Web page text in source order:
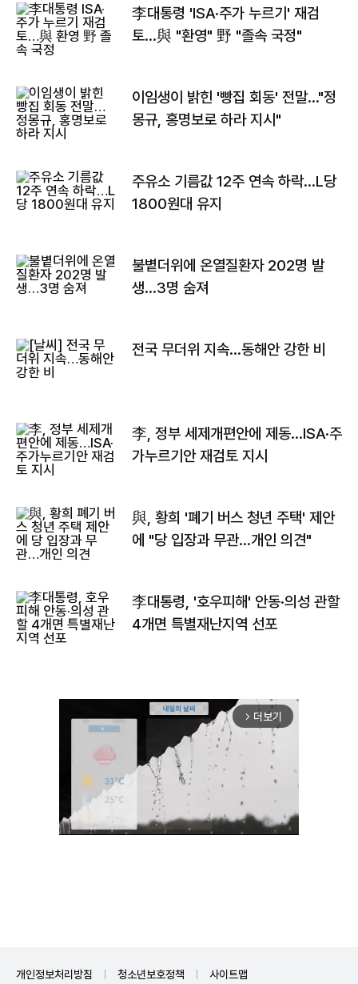
李대통령 'ISA·주가 누르기' 재검
토…與 "환영" 野 "졸속 국정"
이임생이 밝힌 '빵집 회동' 전말…"정
몽규, 홍명보로 하라 지시"
주유소 기름값 12주 연속 하락…L당
1800원대 유지
불볕더위에 온열질환자 202명 발
생…3명 숨져
전국 무더위 지속…동해안 강한 비
李, 정부 세제개편안에 제동…ISA·주
가누르기안 재검토 지시
與, 황희 '폐기 버스 청년 주택' 제안
에 "당 입장과 무관…개인 의견"
李대통령, '호우피해' 안동·의성 관할
4개면 특별재난지역 선포
arrow_forward_ios 더보기
개인정보처리방침 청소년보호정책 사이트맵